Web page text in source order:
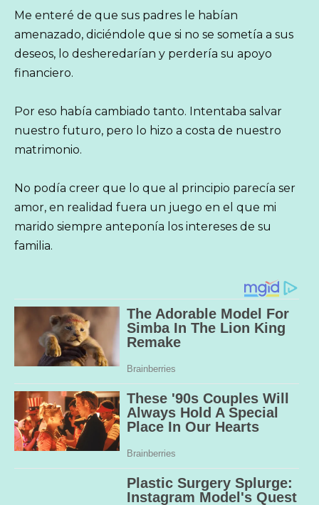
Me enteré de que sus padres le habían
amenazado, diciéndole que si no se sometía a sus
deseos, lo desheredarían y perdería su apoyo
financiero.
Por eso había cambiado tanto. Intentaba salvar
nuestro futuro, pero lo hizo a costa de nuestro
matrimonio.
No podía creer que lo que al principio parecía ser
amor, en realidad fuera un juego en el que mi
marido siempre anteponía los intereses de su
familia.